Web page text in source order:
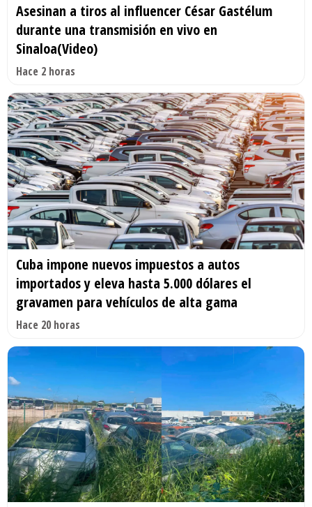
Asesinan a tiros al influencer César Gastélum
durante una transmisión en vivo en
Sinaloa(Video)
Hace 2 horas
Cuba impone nuevos impuestos a autos
importados y eleva hasta 5.000 dólares el
gravamen para vehículos de alta gama
Hace 20 horas